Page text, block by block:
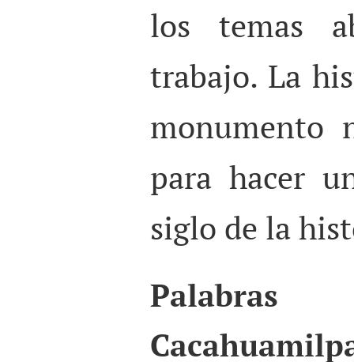
los temas
trabajo. La
monumento
para hacer
siglo de la
Palabras